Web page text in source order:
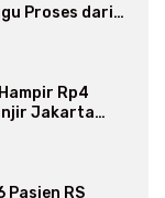
Proses dari
Rp4
Jakarta
Pasien RS